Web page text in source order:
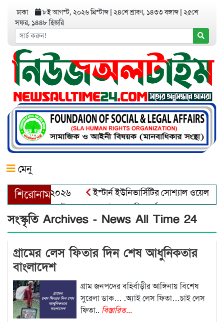
ঢাকা ৮ই আগস্ট, ২০২৬ খ্রিস্টাব্দ ২৪শে শ্রাবণ, ১৪৩৩ বঙ্গাব্দ ২৫শে
সফর, ১৪৪৮ হিজরি
মেনু
শিরোনাম
অ্যাওয়ার্ড–২০২৬
ইস্টার্ন ইউনিভার্সিটির সোশ্যাল
খালেক এর ইন্তেকাল
আত্মশুদ্ধি অর্জন ও অশুভকে বর্জন করে
সংস্কৃতি Archives - News All Time 24
গ্রামের লেস ফিতার দিন শেষ আধুনিকতার
বাংলাদেশ
গ্রাম জনপদের বহির্বাড়ীর আঙ্গিনায় বিশেষ
সুরেলা ডাক… .অ্যাই লেস ফিতা…চাই লেস
ফিতা.. বিস্তারিত...